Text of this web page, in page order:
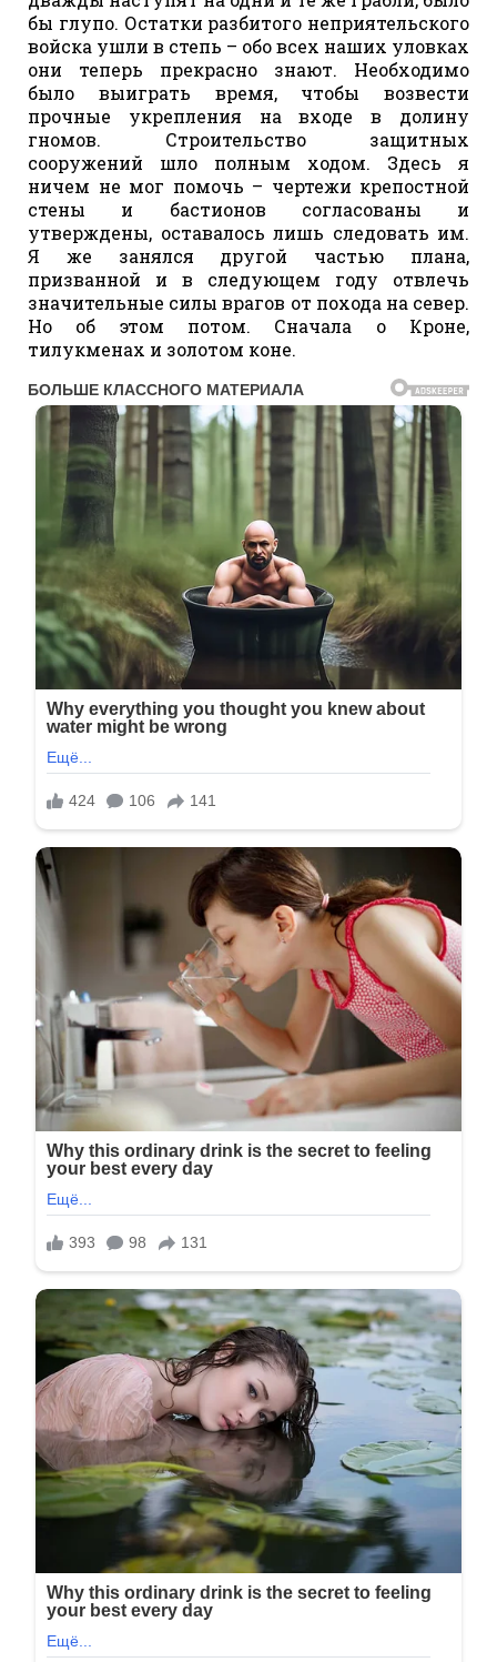
бы глупо. Остатки разбитого неприятельского
войска ушли в степь – обо всех наших уловках
они теперь прекрасно знают. Необходимо
было выиграть время, чтобы возвести
прочные укрепления на входе в долину
гномов. Строительство защитных
сооружений шло полным ходом. Здесь я
ничем не мог помочь – чертежи крепостной
стены и бастионов согласованы и
утверждены, оставалось лишь следовать им.
Я же занялся другой частью плана,
призванной и в следующем году отвлечь
значительные силы врагов от похода на север.
Но об этом потом. Сначала о Кроне,
тилукменах и золотом коне.